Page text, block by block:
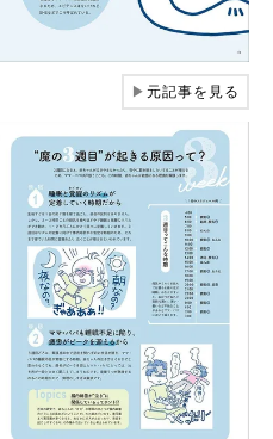
▶元記事を見る